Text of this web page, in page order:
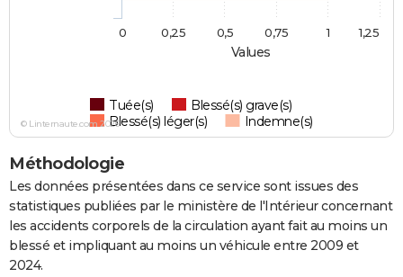
Values
Tuée(s)
Blessé(s) grave(s)
Blessé(s) léger(s)
Indemne(s)
0 1
0,25 0,5 0,75 1,25
© Linternaute.com 2026
Méthodologie
Les données présentées dans ce service sont issues des
statistiques publiées par le ministère de l'Intérieur concernant
les accidents corporels de la circulation ayant fait au moins un
blessé et impliquant au moins un véhicule entre 2009 et
2024.